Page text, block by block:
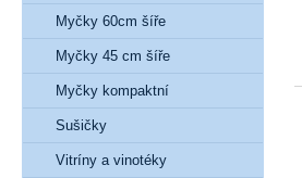
Myčky 60cm šíře
Myčky 45 cm šíře
Myčky kompaktní
Sušičky
Vitríny a vinotéky